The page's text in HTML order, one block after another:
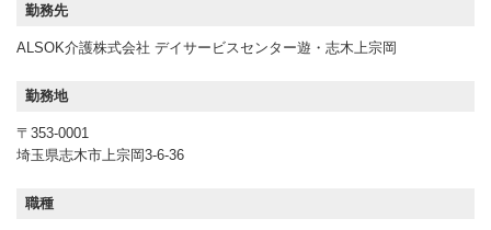
勤務先
ALSOK介護株式会社 デイサービスセンター遊・志木上宗岡
勤務地
〒353-0001
埼玉県志木市上宗岡3-6-36
職種